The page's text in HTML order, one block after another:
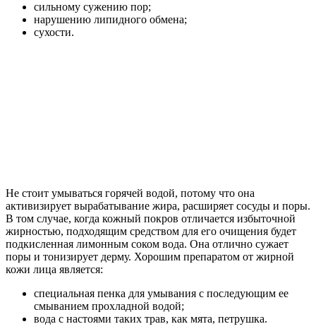
сильному сужению пор;
нарушению липидного обмена;
сухости.
Не стоит умываться горячей водой, потому что она
активизирует вырабатывание жира, расширяет сосуды и поры.
В том случае, когда кожный покров отличается избыточной
жирностью, подходящим средством для его очищения будет
подкисленная лимонным соком вода. Она отлично сужает
поры и тонизирует дерму. Хорошим препаратом от жирной
кожи лица является:
специальная пенка для умывания с последующим ее
смыванием прохладной водой;
вода с настоями таких трав, как мята, петрушка.